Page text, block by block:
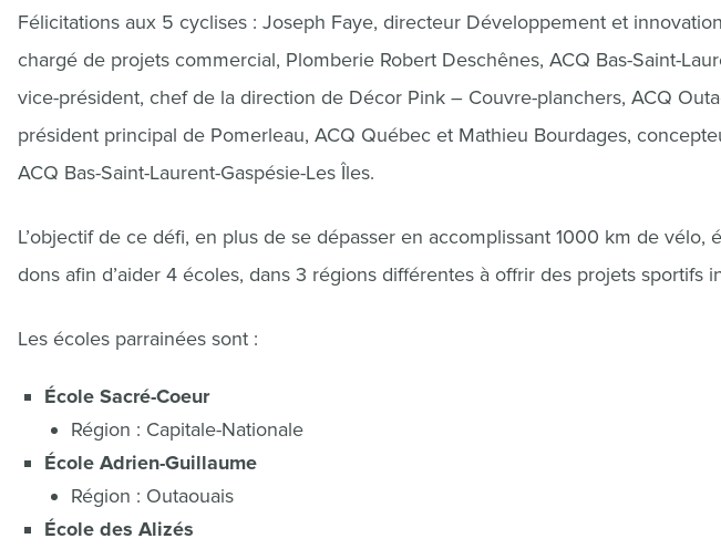
Félicitations aux 5 cyclises : Joseph Faye, directeur Développement et
chargé de projets commercial, Plomberie Robert Deschênes, ACQ Bas-Saint-
vice-président, chef de la direction de Décor Pink – Couvre-planchers, ACQ
président principal de Pomerleau, ACQ Québec et Mathieu Bourdages,
ACQ Bas-Saint-Laurent-Gaspésie-Les Îles.
L’objectif de ce défi, en plus de se dépasser en accomplissant 1000 km de vélo,
dons afin d’aider 4 écoles, dans 3 régions différentes à offrir des projets sportifs
Les écoles parrainées sont :
École Sacré-Coeur
Région : Capitale-Nationale
École Adrien-Guillaume
Région : Outaouais
École des Alizés